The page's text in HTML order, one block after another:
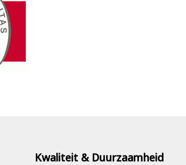
Kwaliteit & Duurzaamheid